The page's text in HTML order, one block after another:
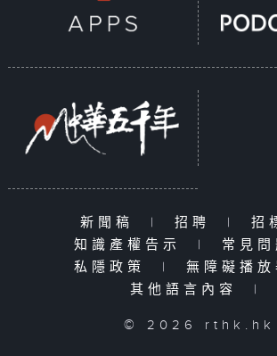
新聞稿 | 招聘 | 招
知識產權告示
| 常見
私隱政策
| 無障礙播
其他語言內容
|
© 2026 rthk.hk